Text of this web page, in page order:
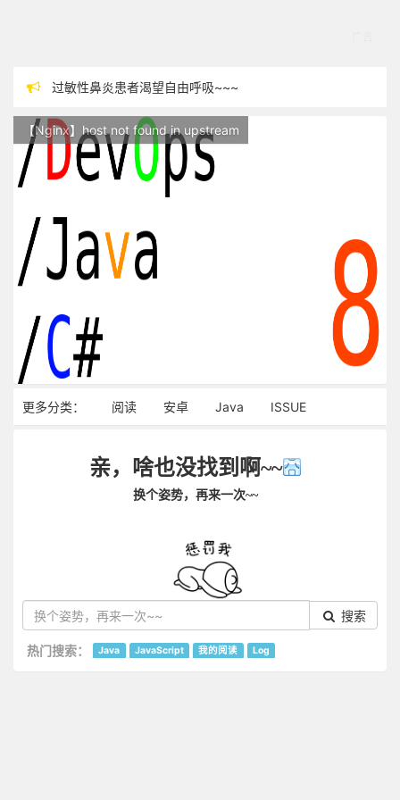
过敏性鼻炎患者渴望自由呼吸~~~
站点随时调整中，如果不能访问，请稍等片刻
反对日本核废水排海
【Nginx】host not found in upstream
更多分类： 阅读 安卓 Java ISSUE
亲，啥也没找到啊~~
换个姿势，再来一次~~
搜索
热门搜索： Java JavaScript 我的阅读 Log